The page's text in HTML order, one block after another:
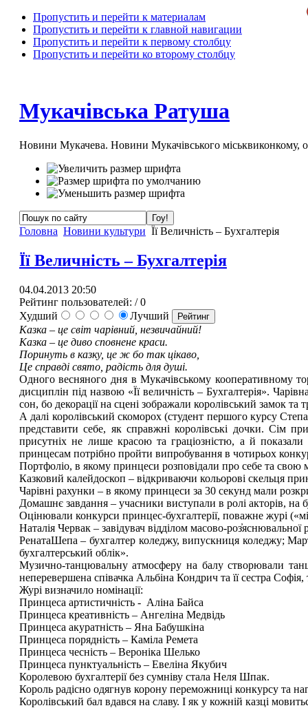
Пропустить и перейти к материалам
Пропустить и перейти к главной навигации
Пропустить и перейти к первому столбцу
Пропустить и перейти ко второму столбцу
Мукачівська Ратуша
Новини Мукачева. Новини Мукачівського міськвиконкому,
Головна Новини культури Її Величність – Бухгалтерія
Її Величність – Бухгалтерія
04.04.2013 20:50
Рейтинг пользователей: / 0
Худший
Лучший
Казка – це світ чарівний, незвичайний!
Казка – це диво сповнене краси.
Поринуть в казку, це ж бо так цікаво,
Це справді свято, радість для душі.
Одного весняного дня в Мукачівському кооперативному
дисциплін під назвою «Її величність – Бухгалтерія».
сон, бо декорації на сцені зображали королівський замок
А далі королівський скоморох (студент першого курсу
представити себе, як справжні королівські дочки. Сім
присутніх не лише красою та граціозністю, а й показали
принцесам потрібно пройти випробування в чотирьох
Портфоліо, в якому принцеси розповідали про себе та свою
Казковий калейдоскоп – відкриваючи кольорові скельця
Чарівні рахунки – в якому принцеси за 30 секунд мали
Домашнє завдання – учасники виступали в ролі акторів, на
Оцінювали конкурси принцес-бухгалтерії, поважне журі
Наталія Червак – завідувач відділом масово-роз̓яснювальної
РенатаШепа – бухгалтер коледжу, випускниця коледжу;
бухгалтерський облік».
Музично-танцювальну атмосферу на балу створювали
неперевершена співачка Альбіна Кондрич та її сестра
Журі визначило номінації:
Принцеса артистичність - Аліна Байса
Принцеса креативність – Ангеліна Медвідь
Принцеса акуратність – Яна Бабушкіна
Принцеса порядність – Каміла Ремета
Принцеса чесність – Вероніка Шелько
Принцеса пунктуальність – Евеліна Якубич
Королевою бухгалтерії без сумніву стала Неля Шпак.
Король радісно одягнув корону переможниці конкурсу та
Королівський бал вдався на славу. І як у кожній казці